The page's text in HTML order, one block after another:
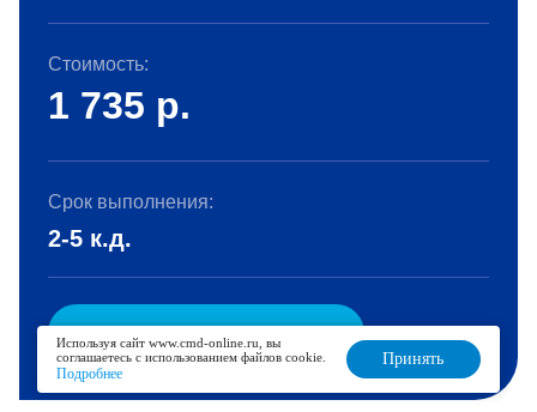
Стоимость:
1 735 р.
Срок выполнения:
2-5 к.д.
В корзину
Используя сайт www.cmd-online.ru, вы
соглашаетесь с использованием файлов cookie.
Подробнее
Принять